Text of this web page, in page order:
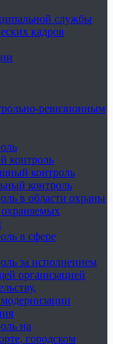
службы
кадров
ревизионным
контроль
контроль
контроль
в области охраны
охраняемых
в сфере
за исполнением
организацией
на
городском